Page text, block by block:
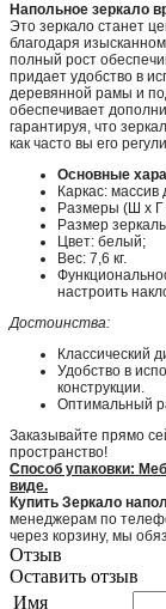
Напольное зеркало
Это зеркало станет
благодаря
полный рост
придает удобство в
деревянной рамы и
обеспечивает
гарантируя, что
как часто вы его
Основные
Каркас: массив
Размеры (Ш х Г
Размер
Цвет: белый;
Вес: 7,6 кг.
настроить
Достоинства:
Классический
Удобство в
конструкции.
Оптимальный
Заказывайте прямо
пространство!
Способ упаковки:
виде.
Купить Зеркало
менеджерам по
через корзину, мы
Отзыв
Оставить отзыв
Имя